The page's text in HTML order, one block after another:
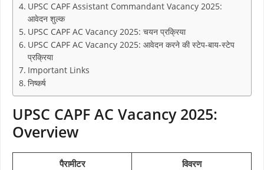
UPSC CAPF Assistant Commandant Vacancy 2025:
आवेदन शुल्क
UPSC CAPF AC Vacancy 2025: चयन प्रक्रिया
UPSC CAPF AC Vacancy 2025: आवेदन करने की स्टेप-बाय-स्टेप
प्रक्रिया
Important Links
निष्कर्ष
UPSC CAPF AC Vacancy 2025:
Overview
पैरामीटर विवरण